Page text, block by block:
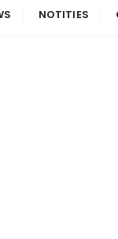
NOTITIES